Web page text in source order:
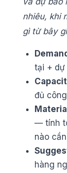
nhiêu, khi
gì từ bây
tại + dự
đủ
— tính
nào
hàng